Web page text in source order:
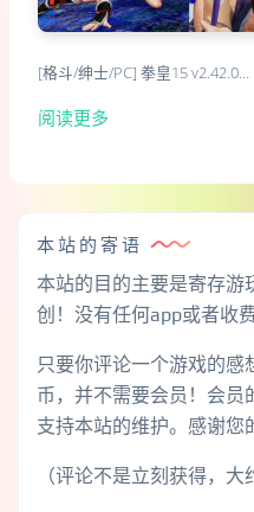
[格斗/绅士/PC] 拳皇15 v2.42.0…
阅读更多
本站的寄语
本站的目的主要是寄存游
创！没有任何app或者收
只要你评论一个游戏的
币，并不需要会员！会员
支持本站的维护。感谢您
（评论不是立刻获得，大